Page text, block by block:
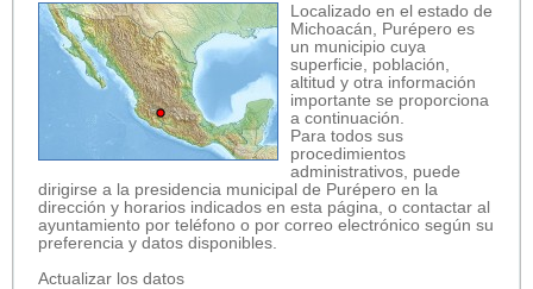
Localizado en el estado de
Michoacán, Purépero es
un municipio cuya
superficie, población,
altitud y otra información
importante se proporciona
a continuación.
Para todos sus
procedimientos
administrativos, puede
dirigirse a la presidencia municipal de Purépero en la
dirección y horarios indicados en esta página, o contactar al
ayuntamiento por teléfono o por correo electrónico según su
preferencia y datos disponibles.
Actualizar los datos